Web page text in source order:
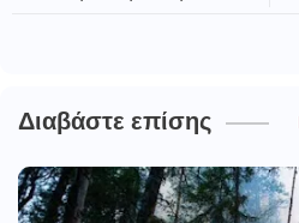
Διαβάστε επίσης